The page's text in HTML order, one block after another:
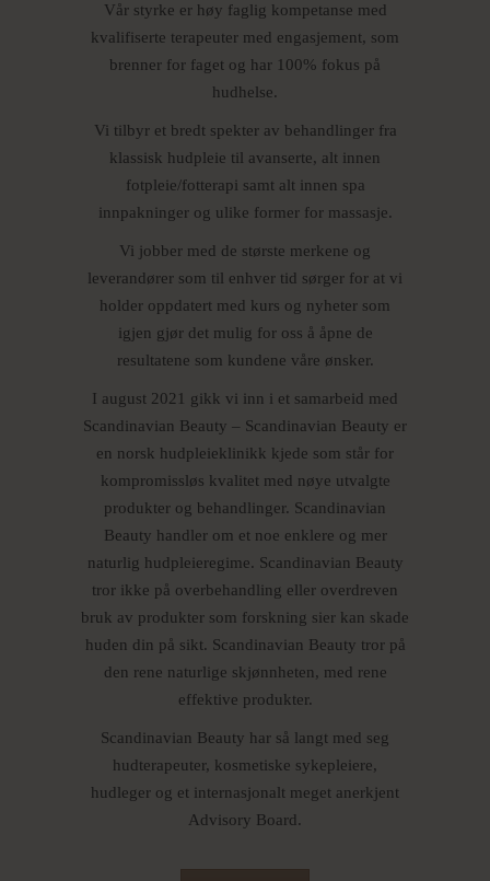
Vår styrke er høy faglig kompetanse med
kvalifiserte terapeuter med engasjement, som
brenner for faget og har 100% fokus på
hudhelse.
Vi tilbyr et bredt spekter av behandlinger fra
klassisk hudpleie til avanserte, alt innen
fotpleie/fotterapi samt alt innen spa
innpakninger og ulike former for massasje.
Vi jobber med de største merkene og
leverandører som til enhver tid sørger for at vi
holder oppdatert med kurs og nyheter som
igjen gjør det mulig for oss å åpne de
resultatene som kundene våre ønsker.
I august 2021 gikk vi inn i et samarbeid med
Scandinavian Beauty – Scandinavian Beauty er
en norsk hudpleieklinikk kjede som står for
kompromissløs kvalitet med nøye utvalgte
produkter og behandlinger. Scandinavian
Beauty handler om et noe enklere og mer
naturlig hudpleieregime. Scandinavian Beauty
tror ikke på overbehandling eller overdreven
bruk av produkter som forskning sier kan skade
huden din på sikt. Scandinavian Beauty tror på
den rene naturlige skjønnheten, med rene
effektive produkter.
Scandinavian Beauty har så langt med seg
hudterapeuter, kosmetiske sykepleiere,
hudleger og et internasjonalt meget anerkjent
Advisory Board.